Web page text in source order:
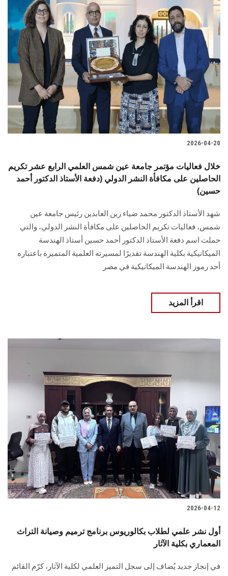
2026-04-20
خلال فعاليات مؤتمر جامعة عين شمس العلمي الرابع عشر تكريم
الحاصلين على مكافأة النشر الدولي (دفعة الأستاذ الدكتور أحمد
حسين)
شهد الأستاذ الدكتور محمد ضياء زين العابدين رئيس جامعة عين
شمس، فعاليات تكريم الحاصلين على مكافأة النشر الدولي، والتي
حملت اسم دفعة الأستاذ الدكتور أحمد حسين أستاذ الهندسة
الميكانيكية بكلية الهندسة تقديرًا لمسيرته العلمية المتميزة باعتباره
أحد رموز الهندسة الميكانيكية في مصر
اقرأ المزيد
2026-04-12
أول نشر علمي لطلاب بكالوريوس برنامج ترميم وصيانة التراث
المعماري بكلية الآثار
في إنجاز جديد يُضاف إلى سجل التميز العلمي لكلية الآثار، كرّم القائم